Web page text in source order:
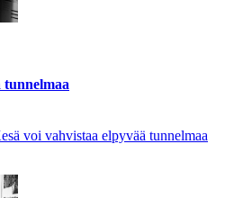
tunnelmaa
voi vahvistaa elpyvää tunnelmaa